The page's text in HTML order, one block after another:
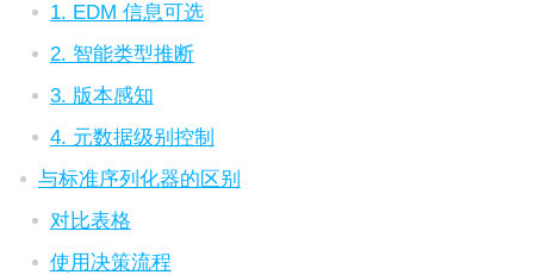
1. EDM 信息可选
2. 智能类型推断
3. 版本感知
4. 元数据级别控制
与标准序列化器的区别
对比表格
使用决策流程